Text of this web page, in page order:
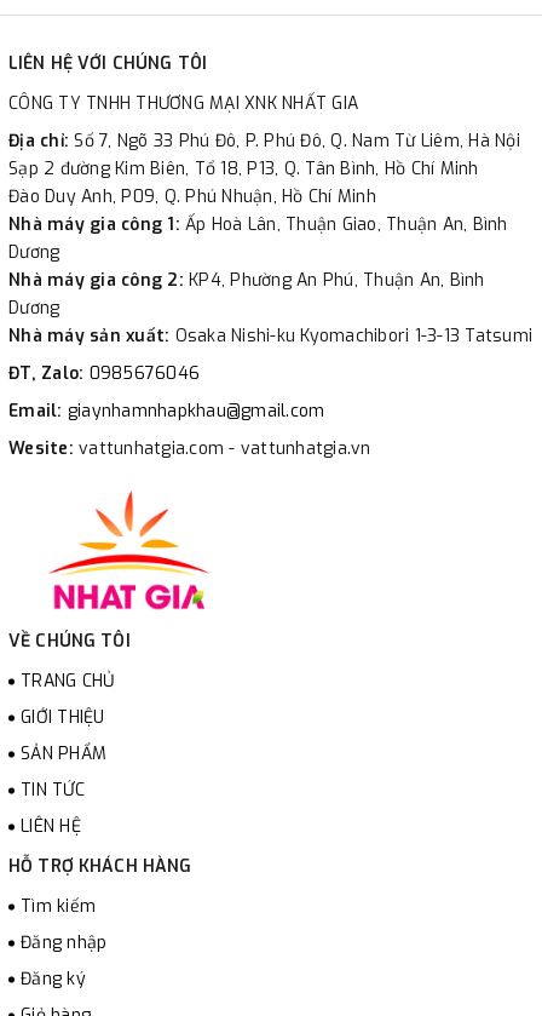
LIÊN HỆ VỚI CHÚNG TÔI
CÔNG TY TNHH THƯƠNG MẠI XNK NHẤT GIA
Địa chỉ:Số 7, Ngõ 33 Phú Đô, P. Phú Đô, Q. Nam Từ Liêm, Hà Nội
Sạp 2 đường Kim Biên, Tổ 18, P13, Q. Tân Bình, Hồ Chí Minh
Đào Duy Anh, P09, Q. Phú Nhuận, Hồ Chí Minh
Nhà máy gia công 1: Ấp Hoà Lân, Thuận Giao, Thuận An, Bình
Dương
Nhà máy gia công 2: KP4, Phường An Phú, Thuận An, Bình
Dương
Nhà máy sản xuất: Osaka Nishi-ku Kyomachibori 1-3-13 Tatsumi
ĐT, Zalo: 0985676046
Email: giaynhamnhapkhau@gmail.com
Wesite: vattunhatgia.com - vattunhatgia.vn
VỀ CHÚNG TÔI
TRANG CHỦ
GIỚI THIỆU
SẢN PHẨM
TIN TỨC
LIÊN HỆ
HỖ TRỢ KHÁCH HÀNG
Tìm kiếm
Đăng nhập
Đăng ký